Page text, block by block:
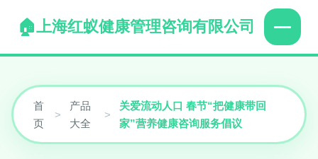
上海红蚁健康管理咨询有限公司
首
页
>
产品
大全
>
关爱流动人口 春节“把健康带回
家”营养健康咨询服务倡议